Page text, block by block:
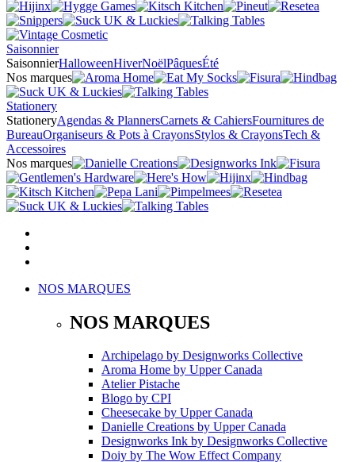
Saisonnier
SaisonnierHalloweenHiverNoëlPâquesÉté
Nos marques
Stationery
StationeryAgendas & PlannersCarnets & CahiersFournitures de
BureauOrganiseurs & Pots à CrayonsStylos & CrayonsTech &
Accessoires
Nos marques
NOS MARQUES
NOS MARQUES
Archipelago by Designworks Collective
Aroma Home by Upper Canada
Atelier Pistache
Blogo by CPI
Cheesecake by Upper Canada
Danielle Creations by Upper Canada
Designworks Ink by Designworks Collective
Doiy by The Wow Effect Company